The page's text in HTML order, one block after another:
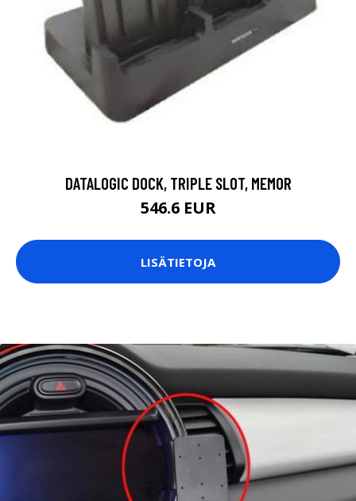
DATALOGIC DOCK, TRIPLE SLOT, MEMOR
546.6 EUR
LISÄTIETOJA